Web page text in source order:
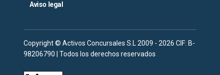
Aviso legal
Copyright © Activos Concursales S.L 2009 - 2026 CIF: B-
98206790 | Todos los derechos reservados